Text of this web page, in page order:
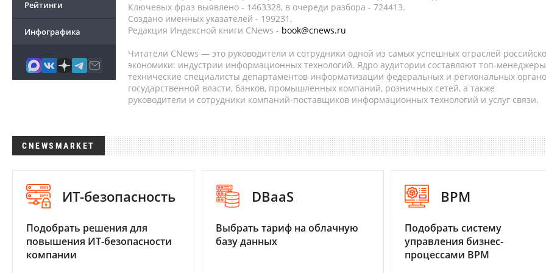
Рейтинги
Инфографика
Ключевых фраз выявлено - 1463328, в очереди разбора - 724413.
Создано именных указателей - 199231.
Редакция Индексной книги CNews - book@cnews.ru
Читатели CNews — это руководители и сотрудники одной из самых успешных отраслей
экономики: индустрии информационных технологий. Ядро аудитории составляют топ-
технические специалисты департаментов информатизации федеральных и региональных
государственной власти, банков, промышленных компаний, розничных сетей, а также
руководители и сотрудники компаний-поставщиков информационных технологий и услуг связи.
CNEWSMARKET
ИТ-безопасность
Подобрать решения для
повышения ИТ-безопасности
компании
DBaaS
Выбрать тариф на облачную
базу данных
BPM
Подобрать систему
управления бизнес-
процессами BPM